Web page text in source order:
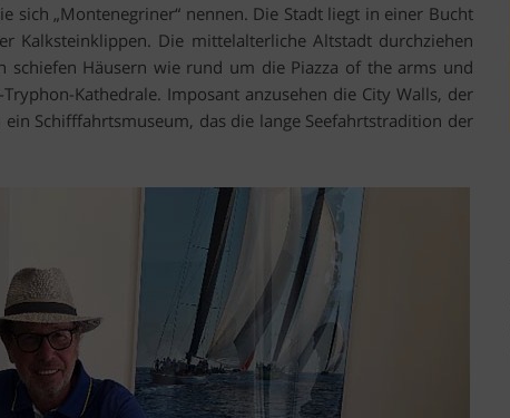
„Montenegriner“ nennen. Die Stadt liegt in einer Bucht
Kalksteinklippen. Die mittelalter­liche Altstadt durchziehen
schiefen Häusern wie rund um die Piazza of the arms und
Kathedrale. Imposant anzusehen die City Walls, der
Schifffahrtsmuseum, das die lange Seefahrtstradition der